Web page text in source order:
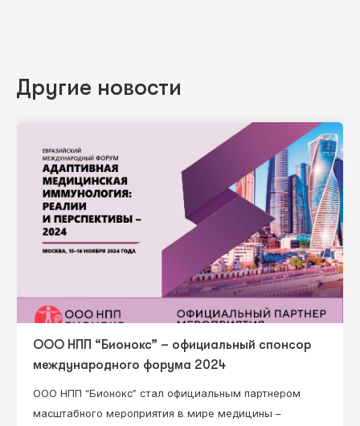
Другие новости
ООО НПП “Бионокс” – официальный спонсор
международного форума 2024
ООО НПП “Бионокс” стал официальным партнером
масштабного мероприятия в мире медицины –